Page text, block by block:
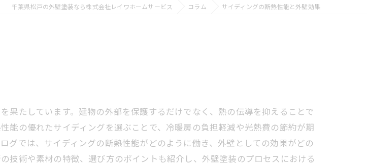
千葉県松戸の外壁塗装なら株式会社レイワホームサービス コラム サイディングの断熱性能と外壁効果
果たしています。建物の外部を保護するだけでなく、熱の伝導を抑えることで
能の優れたサイディングを選ぶことで、冷暖房の負担軽減や光熱費の節約が期
グでは、サイディングの断熱性能がどのように働き、外壁としての効果がどの
技術や素材の特徴、選び方のポイントも紹介し、外壁塗装のプロセスにおける